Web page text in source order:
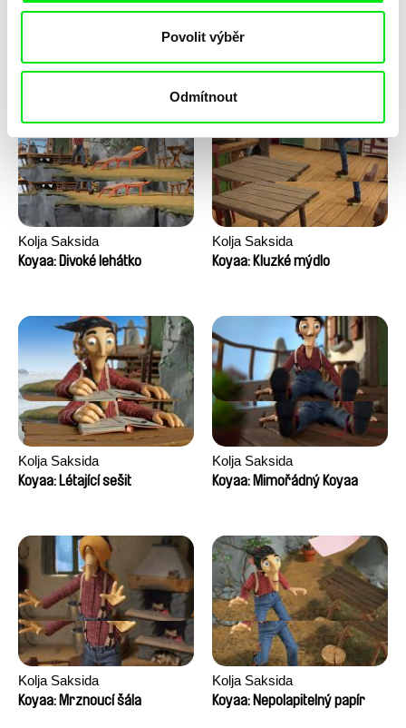
Povolit výběr
Odmítnout
Kočka a pták
Kolja Saksida
Koyaa: Divoké lehátko
Kolja Saksida
Koyaa: Kluzké mýdlo
Kolja Saksida
Koyaa: Létající sešit
Kolja Saksida
Koyaa: Mimořádný Koyaa
Kolja Saksida
Koyaa: Mrznoucí šála
Kolja Saksida
Koyaa: Nepolapitelný papír